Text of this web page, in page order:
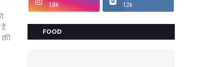
की
1.8k 1.2k
FOOD